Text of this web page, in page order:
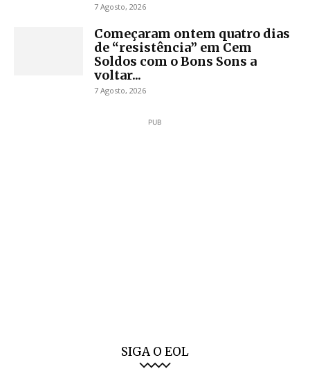
7 Agosto, 2026
Começaram ontem quatro dias
de “resistência” em Cem
Soldos com o Bons Sons a
voltar...
7 Agosto, 2026
PUB
SIGA O EOL